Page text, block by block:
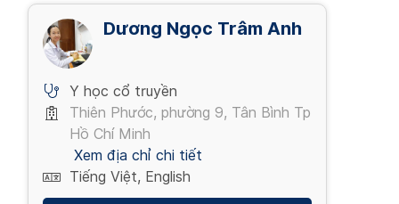
Dương Ngọc Trâm Anh
Y học cổ truyền
Thiên Phước, phường 9, Tân Bình Tp
Hồ Chí Minh
Xem địa chỉ chi tiết
Tiếng Việt, English